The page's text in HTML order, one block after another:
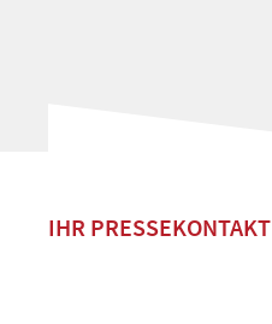
IHR PRESSEKONTAKT